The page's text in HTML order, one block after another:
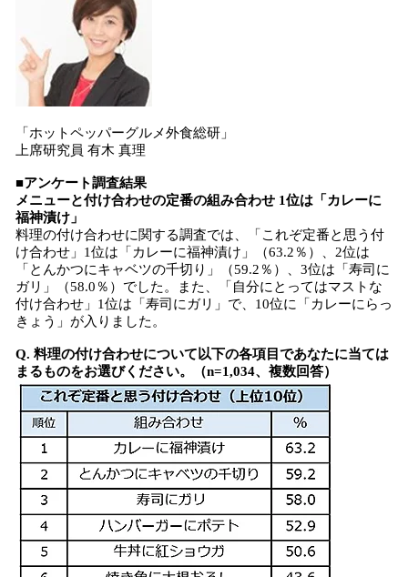
「ホットペッパーグルメ外食総研」
上席研究員 有木 真理
■アンケート調査結果
メニューと付け合わせの定番の組み合わせ 1位は「カレーに
福神漬け」
料理の付け合わせに関する調査では、「これぞ定番と思う付
け合わせ」1位は「カレーに福神漬け」（63.2％）、2位は
「とんかつにキャベツの千切り」（59.2％）、3位は「寿司に
ガリ」（58.0％）でした。また、「自分にとってはマストな
付け合わせ」1位は「寿司にガリ」で、10位に「カレーにらっ
きょう」が入りました。
Q. 料理の付け合わせについて以下の各項目であなたに当ては
まるものをお選びください。（n=1,034、複数回答）